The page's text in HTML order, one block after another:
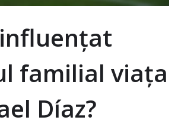
familial viața
Díaz?